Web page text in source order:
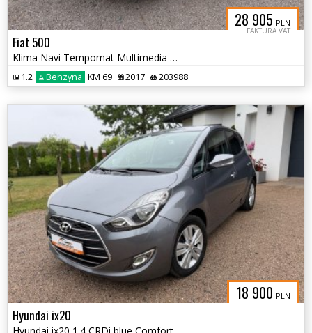
28 905 PLN
FAKTURA VAT
Fiat 500
Klima Navi Tempomat Multimedia Alu 15
1.2 Benzyna KM 69 2017 203988
18 900 PLN
Hyundai ix20